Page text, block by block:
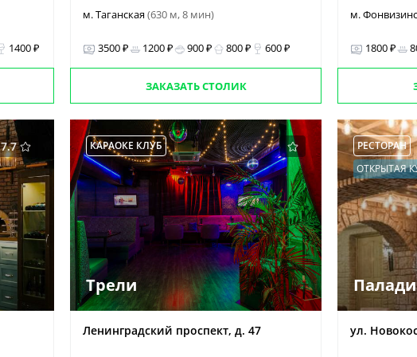
1400 ₽
м. Таганская(630 м, 8 мин)
3500 ₽ 1200 ₽ 900 ₽ 800 ₽ 600 ₽
ЗАКАЗАТЬ СТОЛИК
м.
1800 ₽
7.7 КАРАОКЕ КЛУБ
Трели
Ленинградский проспект, д. 47
РЕСТОРАН
ОТКРЫТАЯ
ул.